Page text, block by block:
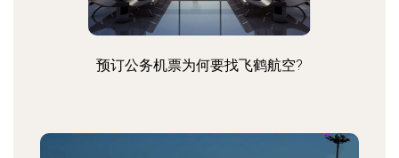
预订公务机票为何要找飞鹤航空?